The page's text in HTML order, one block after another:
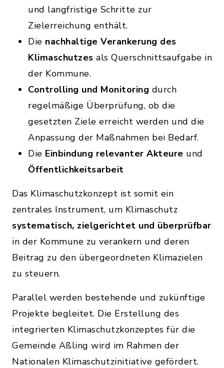
und langfristige Schritte zur
Zielerreichung enthält.
Die nachhaltige Verankerung des
Klimaschutzes als Querschnittsaufgabe in
der Kommune.
Controlling und Monitoring durch
regelmäßige Überprüfung, ob die
gesetzten Ziele erreicht werden und die
Anpassung der Maßnahmen bei Bedarf.
Die Einbindung relevanter Akteure und
Öffentlichkeitsarbeit
Das Klimaschutzkonzept ist somit ein
zentrales Instrument, um Klimaschutz
systematisch, zielgerichtet und überprüfbar
in der Kommune zu verankern und deren
Beitrag zu den übergeordneten Klimazielen
zu steuern.
Parallel werden bestehende und zukünftige
Projekte begleitet. Die Erstellung des
integrierten Klimaschutzkonzeptes für die
Gemeinde Aßling wird im Rahmen der
Nationalen Klimaschutzinitiative gefördert.